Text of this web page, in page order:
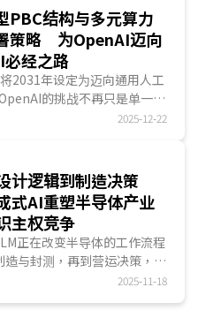
PBC结构与多元算力
策略 为OpenAI迈向
必经之路
2031年设定为迈向通用人工
的挑战不再只是单一模
结构与算力基础重构。在既
门(Stargate)計劃至自研芯片
的算力体系，巩固其于AGI
2025-12-22
计逻辑到制造决策
式AI重塑半导体产业
主权竞争
正在改变半导体的工作流程
与封测，再到营运决策，
能力，已开始改变工程师与
2025-11-18